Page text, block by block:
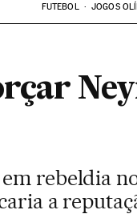
FUTEBOL JOGOS
rebeldia
a